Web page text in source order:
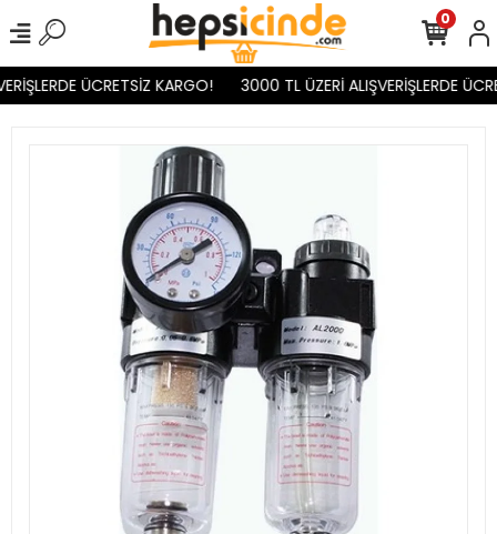
ÜCRETSİZ KARGO! 3000 TL ÜZERİ ALIŞVERİŞLERDE
0